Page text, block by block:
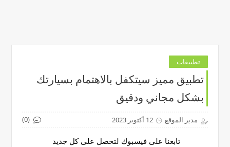
تطبيقات
تطبيق مميز سيتكفل بالاهتمام بسيارتك
بشكل مجاني ودقيق
مدير الموقع 12 أكتوبر 2023 (0)
تابعنا على فيسبوك لتحصل على كل جديد